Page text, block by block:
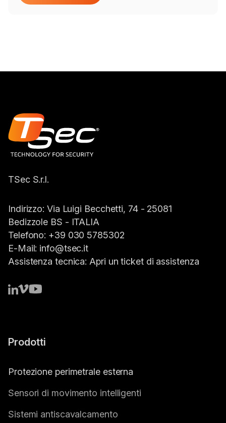
TSec S.r.l.
Indirizzo: Via Luigi Becchetti, 74 - 25081
Bedizzole BS - ITALIA
Telefono: +39 030 5785302
E-Mail: info@tsec.it
Assistenza tecnica: Apri un ticket di assistenza
Prodotti
Protezione perimetrale esterna
Sensori di movimento intelligenti
Sistemi antiscavalcamento